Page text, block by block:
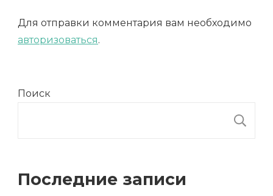
Для отправки комментария вам необходимо
авторизоваться.
Поиск
Последние записи